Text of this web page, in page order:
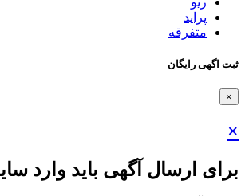
پراید
متفرقه
ثبت اگهی رایگان
×
×
برای ارسال آگهی باید وارد